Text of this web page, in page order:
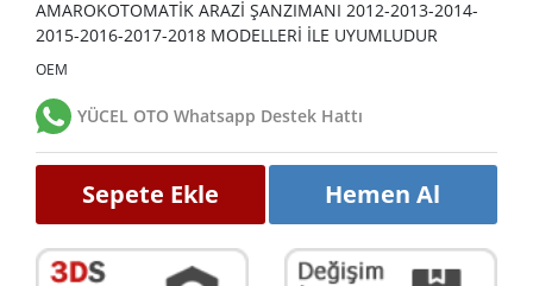
AMAROKOTOMATİK ARAZİ ŞANZIMANI 2012-2013-2014-
2015-2016-2017-2018 MODELLERİ İLE UYUMLUDUR
OEM
YÜCEL OTO Whatsapp Destek Hattı
Sepete Ekle Hemen Al